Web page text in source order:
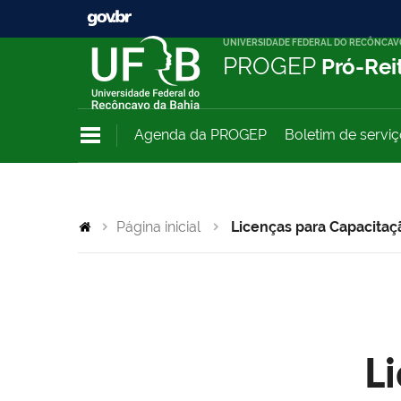
UNIVERSIDADE FEDERAL DO
PROGEP Pró-
Agenda da PROGEP Boletim de
Página inicial Licenças para